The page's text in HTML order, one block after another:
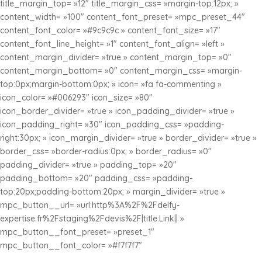
title_margin_top= »12″ title_margin_css= »margin-top:12px; »
content_width= »100″ content_font_preset= »mpc_preset_44″
content_font_color= »#9c9c9c » content_font_size= »17″
content_font_line_height= »1″ content_font_align= »left »
content_margin_divider= »true » content_margin_top= »0″
content_margin_bottom= »0″ content_margin_css= »margin-
top:0px;margin-bottom:0px; » icon= »fa fa-commenting »
icon_color= »#006293″ icon_size= »80″
icon_border_divider= »true » icon_padding_divider= »true »
icon_padding_right= »30″ icon_padding_css= »padding-
right:30px; » icon_margin_divider= »true » border_divider= »true »
border_css= »border-radius:0px; » border_radius= »0″
padding_divider= »true » padding_top= »20″
padding_bottom= »20″ padding_css= »padding-
top:20px;padding-bottom:20px; » margin_divider= »true »
mpc_button__url= »url:http%3A%2F%2Fdelfy-
expertise.fr%2Fstaging%2Fdevis%2F|title:Link|| »
mpc_button__font_preset= »preset_1″
mpc_button__font_color= »#f7f7f7″